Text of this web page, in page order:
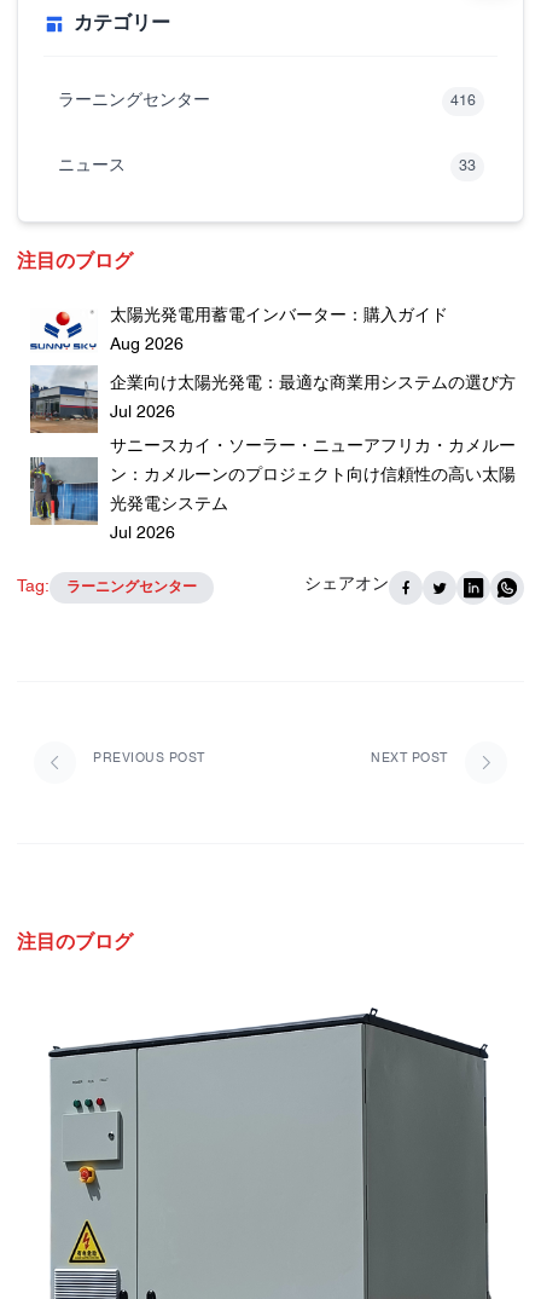
カテゴリー
ラーニングセンター 416
ニュース 33
注目のブログ
太陽光発電用蓄電インバーター：購入ガイド
Aug 2026
企業向け太陽光発電：最適な商業用システムの選び方
Jul 2026
サニースカイ・ソーラー・ニューアフリカ・カメルー
ン：カメルーンのプロジェクト向け信頼性の高い太陽
光発電システム
Jul 2026
Tag: ラーニングセンター シェアオン
PREVIOUS POST NEXT POST
注目のブログ